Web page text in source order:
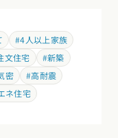
#4人以上家族
文住宅
#新築
密
#高耐震
ネ住宅